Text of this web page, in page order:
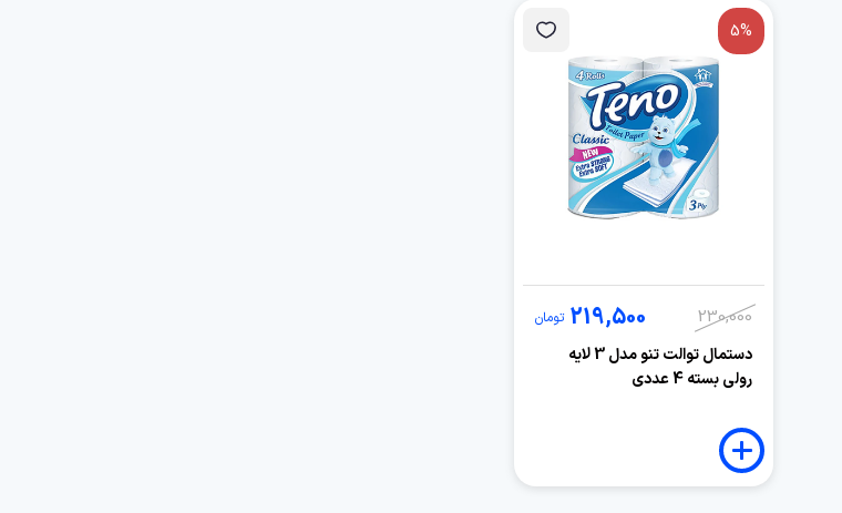
5%
230,000
219,500 تومان
دستمال توالت تنو مدل 3 لایه
رولی بسته 4 عددی